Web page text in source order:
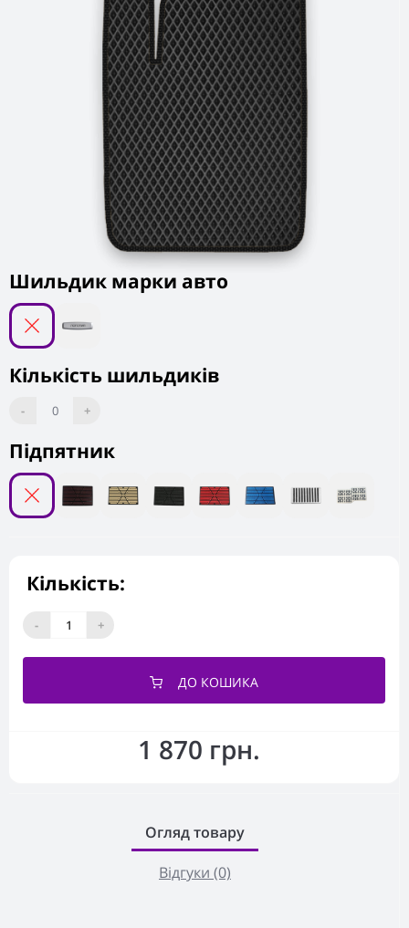
1 870 грн.
Підпятник
Шильдик марки авто
Кількість шильдиків
- 0 +
Кількість:
- +
ДО КОШИКА
Огляд товару
Відгуки (0)